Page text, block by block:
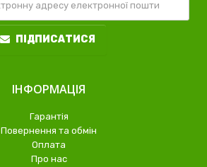
ПІДПИСАТИСЯ
ІНФОРМАЦІЯ
Гарантія
Повернення та обмін
Оплата
Про нас